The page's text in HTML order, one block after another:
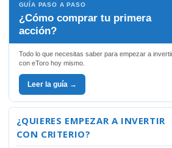
GUÍA PASO A PASO
¿Cómo comprar tu primera
acción?
Todo lo que necesitas saber para empezar a
con eToro hoy mismo.
Leer la guía →
¿QUIERES EMPEZAR A INVERTIR
CON CRITERIO?